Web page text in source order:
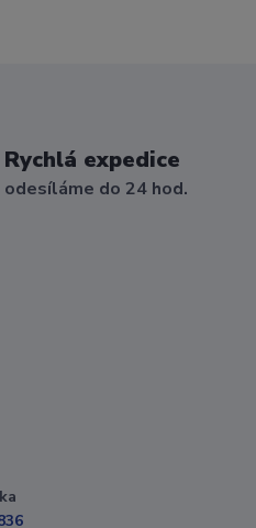
Rychlá expedice
odesíláme do 24 hod.